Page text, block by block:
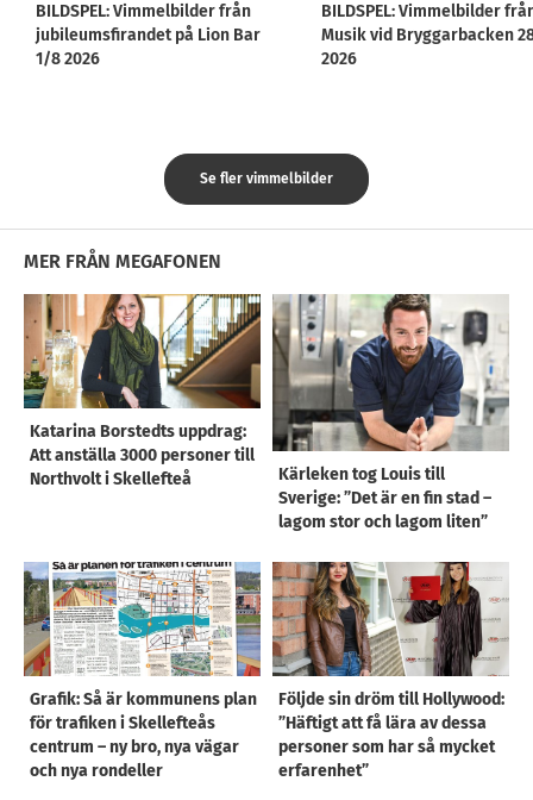
BILDSPEL: Vimmelbilder från
jubileumsfirandet på Lion Bar
1/8 2026
BILDSPEL: Vimmelbilder
Musik vid Bryggarbacken
2026
Se fler vimmelbilder
MER FRÅN MEGAFONEN
Katarina Borstedts uppdrag:
Att anställa 3000 personer till
Northvolt i Skellefteå
Kärleken tog Louis till
Sverige: ”Det är en fin stad –
lagom stor och lagom liten”
Grafik: Så är kommunens plan
för trafiken i Skellefteås
centrum – ny bro, nya vägar
och nya rondeller
Följde sin dröm till Hollywood:
”Häftigt att få lära av dessa
personer som har så mycket
erfarenhet”